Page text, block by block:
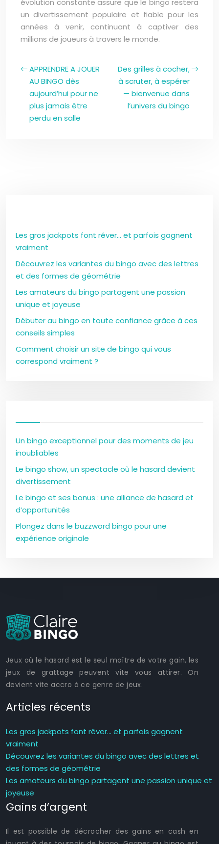
évolution constante assure que le bingo restera
un divertissement populaire et fiable pour les
années à venir, continuant à captiver des
millions de joueurs à travers le monde.
APPRENDRE A JOUER
AU BINGO dès
aujourd’hui pour ne
plus jamais être
perdu en salle
Des grilles à cocher,
à scruter, à espérer
— bienvenue dans
l’univers du bingo
Les gros jackpots font rêver… et parfois gagnent
vraiment
Découvrez les variantes du bingo avec des lettres
et des formes de géométrie
Les amateurs du bingo partagent une passion
unique et joyeuse
Débuter au bingo en toute confiance grâce à ces
conseils simples
Comment choisir un site de bingo qui vous
correspond vraiment ?
Un bingo exceptionnel pour des moments de jeu
inoubliables
Le bingo show, un spectacle où le hasard devient
divertissement
Le bingo et ses bonus : une alliance de hasard et
d’opportunités
Plongez dans le buzzword bingo pour une
expérience originale
Jeux où le hasard est le seul maître de votre gain, les
jeux de grattage peuvent vite vous attirer. On
devient vite accro à ce genre de jeux.
Articles récents
Les gros jackpots font rêver… et parfois gagnent
vraiment
Découvrez les variantes du bingo avec des lettres et
des formes de géométrie
Les amateurs du bingo partagent une passion unique et
joyeuse
Gains d’argent
Il est possible de décrocher des gains en cash en